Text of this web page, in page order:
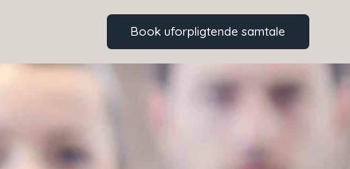
Book uforpligtende samtale